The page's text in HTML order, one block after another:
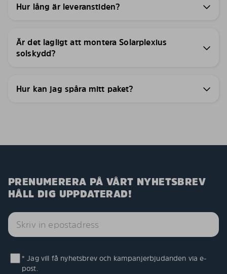
Hur lång är leveranstiden?
Är det lagligt att montera Solarplexius
solskydd?
Hur kan jag spåra mitt paket?
PRENUMERERA PÅ VÅRT NYHETSBREV
HÅLL DIG UPPDATERAD!
* Jag vill få nyhetsbrev och kampanjerbjudanden via e-
post.